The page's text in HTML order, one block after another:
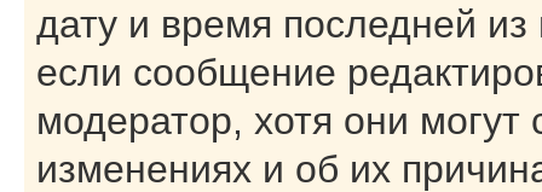
дату и время последней
если сообщение
модератор, хотя они
изменениях и об их